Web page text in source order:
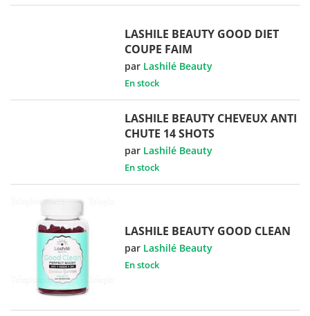
LASHILE BEAUTY GOOD DIET
COUPE FAIM
par Lashilé Beauty
En stock
LASHILE BEAUTY CHEVEUX ANTI
CHUTE 14 SHOTS
par Lashilé Beauty
En stock
LASHILE BEAUTY GOOD CLEAN
par Lashilé Beauty
En stock